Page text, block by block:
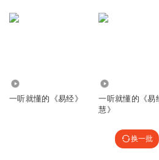
一听就懂的《易经》
一听就懂的《易
慧》
换一批